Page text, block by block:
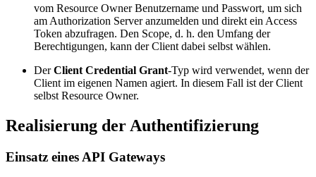
vom Resource Owner Benutzername und Passwort, um sich
am Authorization Server anzumelden und direkt ein Access
Token abzufragen. Den Scope, d. h. den Umfang der
Berechtigungen, kann der Client dabei selbst wählen.
DerClient Credential Grant-Typ wird verwendet, wenn der
Client im eigenen Namen agiert. In diesem Fall ist der Client
selbst Resource Owner.
Realisierung der Authentifizierung
Einsatz eines API Gateways